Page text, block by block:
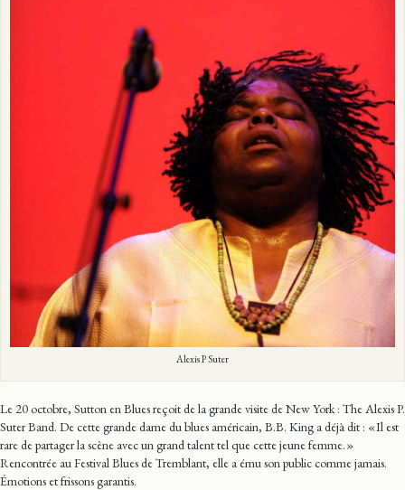
Alexis P Suter
Le 20 octobre, Sutton en Blues reçoit de la grande visite de New York : The Alexis P.
Suter Band. De cette grande dame du blues américain, B.B. King a déjà dit : « Il est
rare de partager la scène avec un grand talent tel que cette jeune femme. »
Rencontrée au Festival Blues de Tremblant, elle a ému son public comme jamais.
Émotions et frissons garantis.